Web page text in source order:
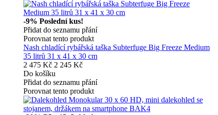
-9% Poslední kus!
Přidat do seznamu přání
Porovnat tento produkt
Nash chladící rybářská taška Subterfuge Big Freeze Medium
35 litrů 31 x 41 x 30 cm
2 475 Kč 2 245 Kč
Do košíku
Přidat do seznamu přání
Porovnat tento produkt